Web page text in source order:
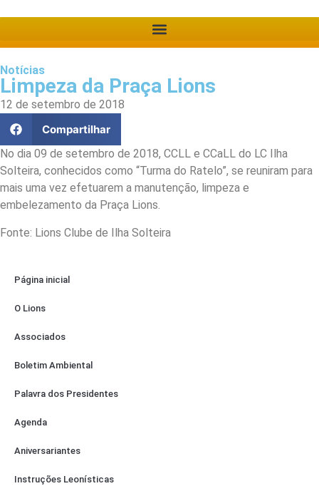
Notícias
Limpeza da Praça Lions
12 de setembro de 2018
Compartilhar
No dia 09 de setembro de 2018, CCLL e CCaLL do LC Ilha
Solteira, conhecidos como “Turma do Ratelo”, se reuniram para
mais uma vez efetuarem a manutenção, limpeza e
embelezamento da Praça Lions.
Fonte: Lions Clube de Ilha Solteira
Página inicial
O Lions
Associados
Boletim Ambiental
Palavra dos Presidentes
Agenda
Aniversariantes
Instruções Leonísticas